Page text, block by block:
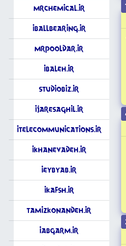
MrChemical.ir
iBallbearing.ir
MrPooldar.ir
iBaleh.ir
StudioBiz.ir
iJareSaghil.ir
iTelecommunications.ir
iKhanevadeh.ir
iEybYab.ir
iKafsh.ir
TamizKonandeh.ir
iAbgarm.ir